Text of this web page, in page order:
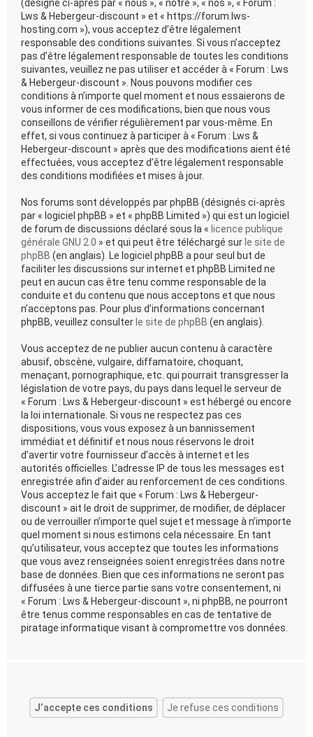
(désigné ci-après par « nous », « notre », « nos », « Forum :
Lws & Hebergeur-discount » et « https://forum.lws-
hosting.com »), vous acceptez d’être légalement
responsable des conditions suivantes. Si vous n’acceptez
pas d’être légalement responsable de toutes les conditions
suivantes, veuillez ne pas utiliser et accéder à « Forum : Lws
& Hebergeur-discount ». Nous pouvons modifier ces
conditions à n’importe quel moment et nous essaierons de
vous informer de ces modifications, bien que nous vous
conseillons de vérifier régulièrement par vous-même. En
effet, si vous continuez à participer à « Forum : Lws &
Hebergeur-discount » après que des modifications aient été
effectuées, vous acceptez d’être légalement responsable
des conditions modifiées et mises à jour.
Nos forums sont développés par phpBB (désignés ci-après
par « logiciel phpBB » et « phpBB Limited ») qui est un logiciel
de forum de discussions déclaré sous la « licence publique
générale GNU 2.0 » et qui peut être téléchargé sur le site de
phpBB (en anglais). Le logiciel phpBB a pour seul but de
faciliter les discussions sur internet et phpBB Limited ne
peut en aucun cas être tenu comme responsable de la
conduite et du contenu que nous acceptons et que nous
n’acceptons pas. Pour plus d’informations concernant
phpBB, veuillez consulter le site de phpBB (en anglais).
Vous acceptez de ne publier aucun contenu à caractère
abusif, obscène, vulgaire, diffamatoire, choquant,
menaçant, pornographique, etc. qui pourrait transgresser la
législation de votre pays, du pays dans lequel le serveur de
« Forum : Lws & Hebergeur-discount » est hébergé ou encore
la loi internationale. Si vous ne respectez pas ces
dispositions, vous vous exposez à un bannissement
immédiat et définitif et nous nous réservons le droit
d’avertir votre fournisseur d’accès à internet et les
autorités officielles. L’adresse IP de tous les messages est
enregistrée afin d’aider au renforcement de ces conditions.
Vous acceptez le fait que « Forum : Lws & Hebergeur-
discount » ait le droit de supprimer, de modifier, de déplacer
ou de verrouiller n’importe quel sujet et message à n’importe
quel moment si nous estimons cela nécessaire. En tant
qu’utilisateur, vous acceptez que toutes les informations
que vous avez renseignées soient enregistrées dans notre
base de données. Bien que ces informations ne seront pas
diffusées à une tierce partie sans votre consentement, ni
« Forum : Lws & Hebergeur-discount », ni phpBB, ne pourront
être tenus comme responsables en cas de tentative de
piratage informatique visant à compromettre vos données.